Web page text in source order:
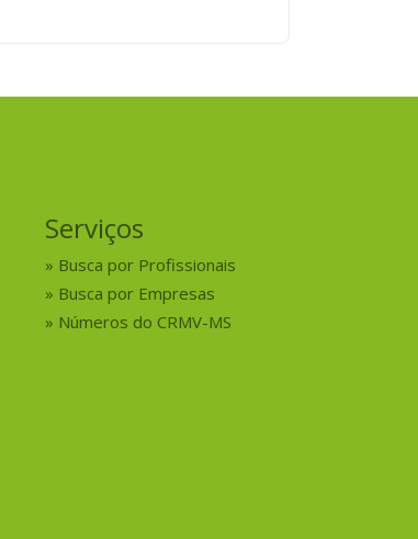
Serviços
Busca por Profissionais
Busca por Empresas
Números do CRMV-MS